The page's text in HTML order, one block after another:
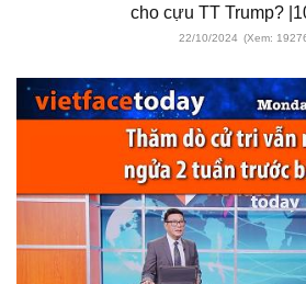
cho cựu TT Trump?
22/10/2024 (Xem: